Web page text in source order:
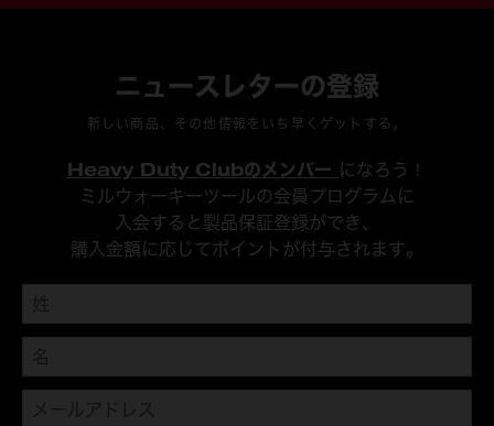
ニュースレターの登録
新しい商品、その他情報をいち早くゲットする。
Heavy Duty Clubのメンバー になろう！
ミルウォーキーツールの会員プログラムに
入会すると製品保証登録ができ、
購入金額に応じてポイントが付与されます。